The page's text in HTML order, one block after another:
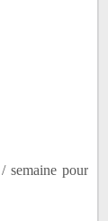
semaine pour